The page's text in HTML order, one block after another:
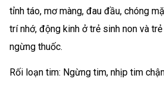
tỉnh táo, mơ màng, đau đầu, chóng
trí nhớ, động kinh ở trẻ sinh non và
ngừng thuốc.
Rối loạn tim: Ngừng tim, nhịp tim